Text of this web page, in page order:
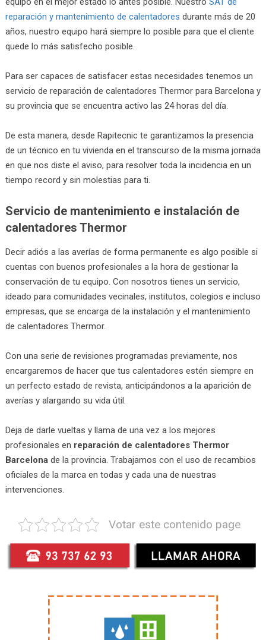
reparación y mantenimiento de calentadores durante más de 20
años, nuestro equipo hará siempre lo posible para que el cliente
quede lo más satisfecho posible.
Para ser capaces de satisfacer estas necesidades tenemos un
servicio de reparación de calentadores Thermor para Barcelona y
su provincia que se encuentra activo las 24 horas del día.
De esta manera, desde Rapitecnic te garantizamos la presencia
de un técnico en tu vivienda en el transcurso de la misma jornada
en que nos diste el aviso, para resolver toda la incidencia en un
tiempo record y sin molestias para ti.
Servicio de mantenimiento e instalación de
calentadores Thermor
Decir adiós a las averías de forma permanente es algo posible si
cuentas con buenos profesionales a la hora de gestionar la
conservación de tu equipo. Con nosotros tienes un servicio,
ideado para comunidades vecinales, institutos, colegios e incluso
empresas, que se encarga de la instalación y el mantenimiento
de calentadores Thermor.
Con una serie de revisiones programadas previamente, nos
encargaremos de hacer que tus calentadores estén siempre en
un perfecto estado de revista, anticipándonos a la aparición de
averías y alargando su vida útil.
Deja de darle vueltas y llama de una vez a los mejores
profesionales en reparación de calentadores Thermor
Barcelonade la provincia. Trabajamos con el uso de recambios
oficiales de la marca en todas y cada una de nuestras
intervenciones.
Votar este contenido page